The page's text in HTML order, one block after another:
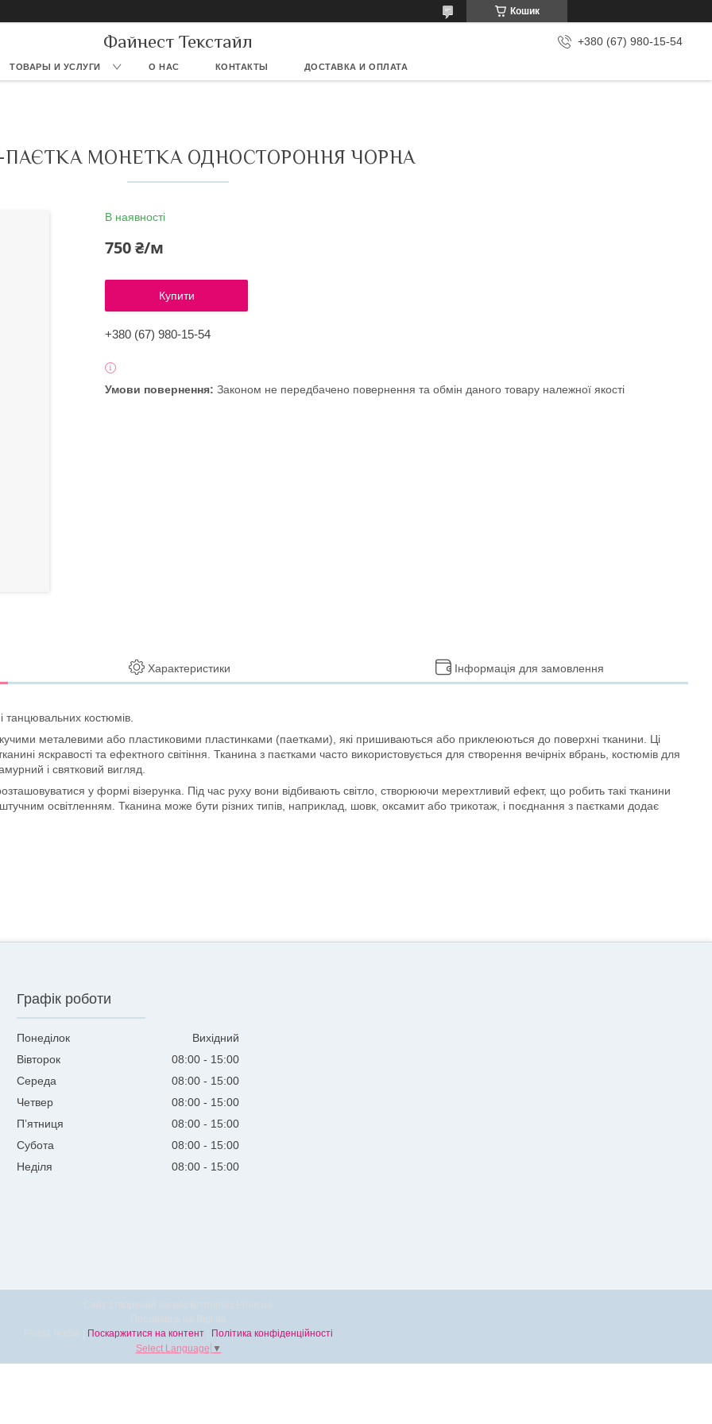
Кошик
Файнест Текстайл +380 (67) 980-15-54
ТОВАРЫ И УСЛУГИ О НАС КОНТАКТЫ ДОСТАВКА И ОПЛАТА
ПАЄТКА МОНЕТКА ОДНОСТОРОННЯ ЧОРНА
В наявності
750 ₴/м
Купити
+380 (67) 980-15-54
Законом не передбачено повернення та обмін даного товару належної якості
Характеристики Інформація для замовлення
танцювальних костюмів.
металевими або пластиковими пластинками (паетками), які пришиваються або приклеюються до поверхні тканини. Ці
яскравості та ефектного світіння. Тканина з паєтками часто використовується для створення вечірніх вбрань, костюмів для
і святковий вигляд.
у формі візерунка. Під час руху вони відбивають світло, створюючи мерехтливий ефект, що робить такі тканини
освітленням. Тканина може бути різних типів, наприклад, шовк, оксамит або трикотаж, і поєднання з паєтками додає
Графік роботи
Понеділок
Вихідний
Вівторок
08:00
15:00
Середа
08:00
15:00
Четвер
08:00
15:00
Пʼятниця
08:00
15:00
Субота
08:00
15:00
Неділя
08:00 15:00
Поскаржитися на контент
Політика конфіденційності
Select Language ▼